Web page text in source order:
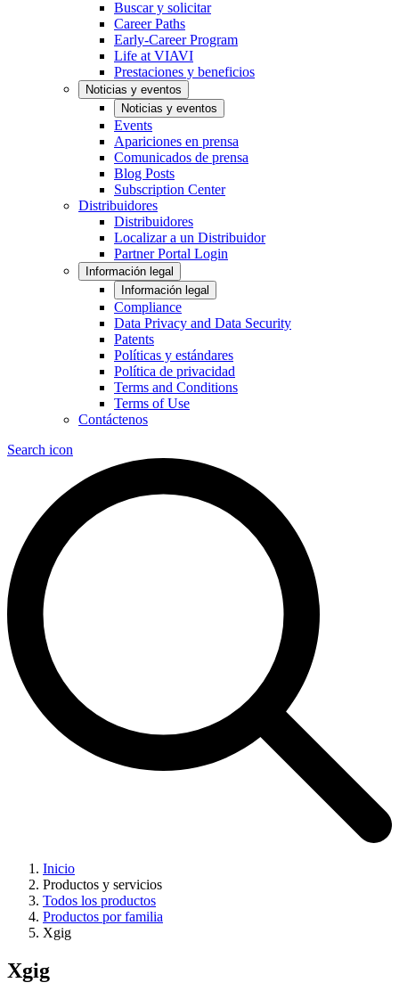
Buscar y solicitar
Career Paths
Early-Career Program
Life at VIAVI
Prestaciones y beneficios
Noticias y eventos
Noticias y eventos
Events
Apariciones en prensa
Comunicados de prensa
Blog Posts
Subscription Center
Distribuidores
Distribuidores
Localizar a un Distribuidor
Partner Portal Login
Información legal
Información legal
Compliance
Data Privacy and Data Security
Patents
Políticas y estándares
Política de privacidad
Terms and Conditions
Terms of Use
Contáctenos
Search icon
Inicio
Productos y servicios
Todos los productos
Productos por familia
Xgig
Xgig